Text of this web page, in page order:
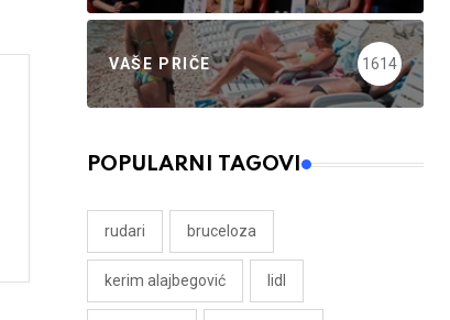
VAŠE PRIČE 1614
POPULARNI TAGOVI
rudari bruceloza
kerim alajbegović lidl